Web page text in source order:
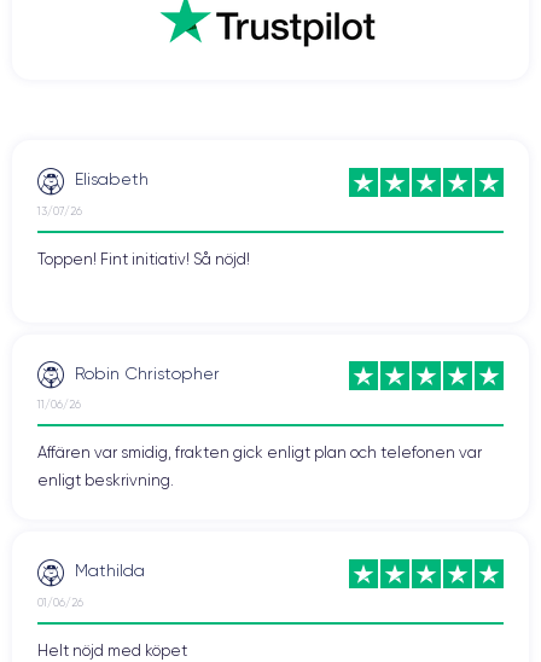
Elisabeth
13/07/26
Toppen! Fint initiativ! Så nöjd!
Robin Christopher
11/06/26
Affären var smidig, frakten gick enligt plan och telefonen var
enligt beskrivning.
Mathilda
01/06/26
Helt nöjd med köpet